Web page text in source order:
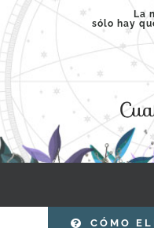
Saltar
contenido
La
sólo hay
CÓMO